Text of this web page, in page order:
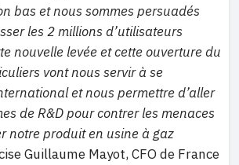
bas et nous sommes persuadés
les 2 millions d’utilisateurs
nouvelle levée et cette ouverture du
vont nous servir à se
et nous permettre d’aller
de R&D pour contrer les menaces
notre produit en usine à gaz
Guillaume Mayot, CFO de France